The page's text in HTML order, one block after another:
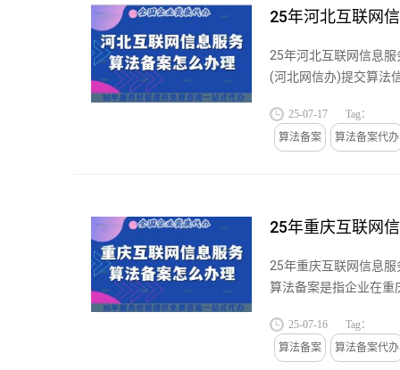
25年河北互联网
25年河北互联网信息
(河北网信办)提交算法
25-07-17
Tag：
算法备案
算法备案代办
25年重庆互联网
25年重庆互联网信息
算法备案是指企业在重
25-07-16
Tag：
算法备案
算法备案代办